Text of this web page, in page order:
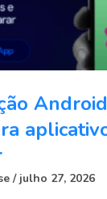
julho 27, 2026